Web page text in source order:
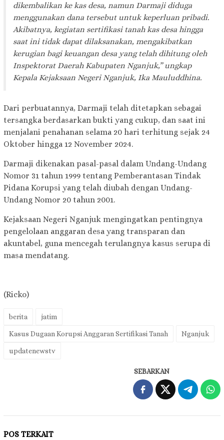
dikembalikan ke kas desa, namun Darmaji diduga
menggunakan dana tersebut untuk keperluan pribadi.
Akibatnya, kegiatan sertifikasi tanah kas desa hingga
saat ini tidak dapat dilaksanakan, mengakibatkan
kerugian bagi keuangan desa yang telah dihitung oleh
Inspektorat Daerah Kabupaten Nganjuk,” ungkap
Kepala Kejaksaan Negeri Nganjuk, Ika Mauluddhina.
Dari perbuatannya, Darmaji telah ditetapkan sebagai
tersangka berdasarkan bukti yang cukup, dan saat ini
menjalani penahanan selama 20 hari terhitung sejak 24
Oktober hingga 12 November 2024.
Darmaji dikenakan pasal-pasal dalam Undang-Undang
Nomor 31 tahun 1999 tentang Pemberantasan Tindak
Pidana Korupsi yang telah diubah dengan Undang-
Undang Nomor 20 tahun 2001.
Kejaksaan Negeri Nganjuk mengingatkan pentingnya
pengelolaan anggaran desa yang transparan dan
akuntabel, guna mencegah terulangnya kasus serupa di
masa mendatang.
(Ricko)
berita jatim
Kasus Dugaan Korupsi Anggaran Sertifikasi Tanah Nganjuk
updatenewstv
SEBARKAN
POS TERKAIT